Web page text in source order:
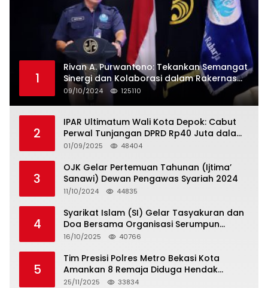
1
Rivan A. Purwantono: Tekankan Semangat
Sinergi dan Kolaborasi dalam Rakernas
Serikat Pekerja Jasa Raharja
09/10/2024 125110
2
IPAR Ultimatum Wali Kota Depok: Cabut
Perwal Tunjangan DPRD Rp40 Juta dalam
5 Hari atau Hadapi Aksi Rakyat
01/09/2025 48404
3
OJK Gelar Pertemuan Tahunan (Ijtima’
Sanawi) Dewan Pengawas Syariah 2024
11/10/2024 44835
4
Syarikat Islam (SI) Gelar Tasyakuran dan
Doa Bersama Organisasi Serumpun
Syarikat Islam Doa
16/10/2025 40766
5
Tim Presisi Polres Metro Bekasi Kota
Amankan 8 Remaja Diduga Hendak
Tawuran
25/11/2025 33834